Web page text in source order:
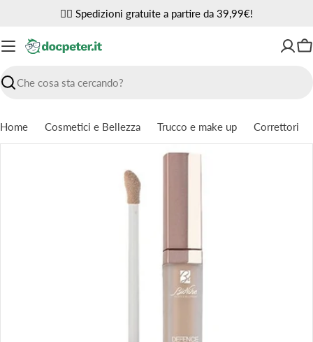
contenuto
✌🏼 Spedizioni gratuite a partire da 39,99€!
Ricerca
Home Cosmetici e Bellezza Trucco e make up
Correttori